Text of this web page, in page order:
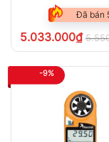
Đã bán
5.033.000₫
-9%